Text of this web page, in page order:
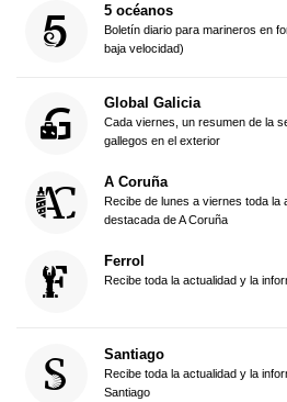
5 océanos
Boletín diario para marineros en
baja velocidad)
Global Galicia
Cada viernes, un resumen de la
gallegos en el exterior
A Coruña
Recibe de lunes a viernes toda la
destacada de A Coruña
Ferrol
Recibe toda la actualidad y la
Santiago
Recibe toda la actualidad y la
Santiago